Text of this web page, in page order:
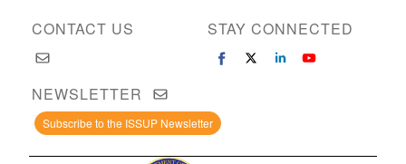
CONTACT US STAY CONNECTED
NEWSLETTER
Subscribe to the ISSUP Newsletter